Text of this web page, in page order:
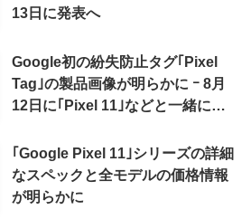
13日に発表へ
Google初の紛失防止タグ｢Pixel
Tag｣の製品画像が明らかに ｰ 8月
12日に｢Pixel 11｣などと一緒に発
｢Google Pixel 11｣シリーズの詳細
なスペックと全モデルの価格情報
が明らかに